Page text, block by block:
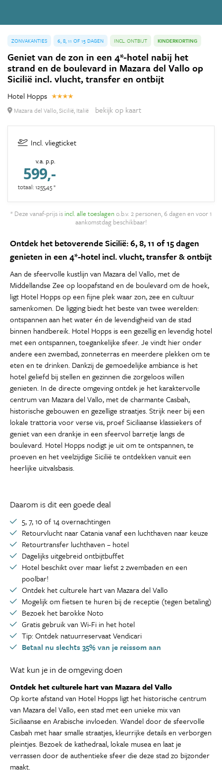
ZONVAKANTIES 6, 8, 11 OF 15 DAGEN INCL. ONTBIJT KINDERKORTING
Geniet van de zon in een 4*-hotel nabij het
strand en de boulevard in Mazara del Vallo op
Sicilië incl. vlucht, transfer en ontbijt
Hotel Hopps
Mazara del Vallo, Sicilië, Italië bekijk op kaart
Incl. vliegticket
v.a. p.p.
599,-
totaal: 1255,45 *
* Deze vanaf-prijs is incl. alle toeslagen o.b.v. 2 personen, 6 dagen en voor 1
aankomstdag beschikbaar!
Ontdek het betoverende Sicilië: 6, 8, 11 of 15 dagen
genieten in een 4*-hotel incl. vlucht, transfer & ontbijt
Aan de sfeervolle kustlijn van Mazara del Vallo, met de
Middellandse Zee op loopafstand en de boulevard om de hoek,
ligt Hotel Hopps op een fijne plek waar zon, zee en cultuur
samenkomen. De ligging biedt het beste van twee werelden:
ontspannen aan het water én de levendigheid van de stad
binnen handbereik. Hotel Hopps is een gezellig en levendig hotel
met een ontspannen, toegankelijke sfeer. Je vindt hier onder
andere een zwembad, zonneterras en meerdere plekken om te
eten en te drinken. Dankzij de gemoedelijke ambiance is het
hotel geliefd bij stellen en gezinnen die zorgeloos willen
genieten. In de directe omgeving ontdek je het karaktervolle
centrum van Mazara del Vallo, met de charmante Casbah,
historische gebouwen en gezellige straatjes. Strijk neer bij een
lokale trattoria voor verse vis, proef Siciliaanse klassiekers of
geniet van een drankje in een sfeervol barretje langs de
boulevard. Hotel Hopps nodigt je uit om te ontspannen, te
proeven en het veelzijdige Sicilië te ontdekken vanuit een
heerlijke uitvalsbasis.
Daarom is dit een goede deal
5, 7, 10 of 14 overnachtingen
Retourvlucht naar Catania vanaf een luchthaven naar keuze
Retourtransfer luchthaven – hotel
Dagelijks uitgebreid ontbijtbuffet
Hotel beschikt over maar liefst 2 zwembaden en een
poolbar!
Ontdek het culturele hart van Mazara del Vallo
Mogelijk om fietsen te huren bij de receptie (tegen betaling)
Bezoek het barokke Noto
Gratis gebruik van Wi-Fi in het hotel
Tip: Ontdek natuurreservaat Vendicari
Betaal nu slechts 35% van je reissom aan
Wat kun je in de omgeving doen
Ontdek het culturele hart van Mazara del Vallo
Op korte afstand van Hotel Hopps ligt het historische centrum
van Mazara del Vallo, een stad met een unieke mix van
Siciliaanse en Arabische invloeden. Wandel door de sfeervolle
Casbah met haar smalle straatjes, kleurrijke details en verborgen
pleintjes. Bezoek de kathedraal, lokale musea en laat je
verrassen door de authentieke sfeer die deze stad zo bijzonder
maakt.